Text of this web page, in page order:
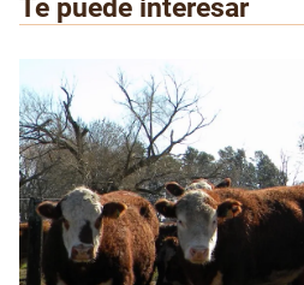
Te puede interesar